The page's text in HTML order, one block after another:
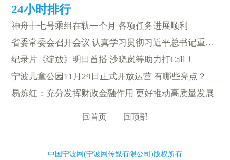
神舟十七号乘组在轨一个月 各项任务进展顺利
省委常委会召开会议 认真学习贯彻习近平总书记重要讲话精神 部署“指尖上的形式主义”整治和世界一流强港建设相关工作
纪录片《绽放》明日首播 沙晓岚等助力打Call！
宁波儿童公园11月29日正式开放运营 有哪些亮点？
易炼红：充分发挥财政金融作用 更好推动高质量发展
回首页 回顶部
中国宁波网(宁波网传媒有限公司)版权所有